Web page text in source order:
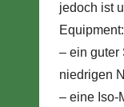
jedoch ist
Equipment:
– ein guter
niedrigen
– eine Iso-